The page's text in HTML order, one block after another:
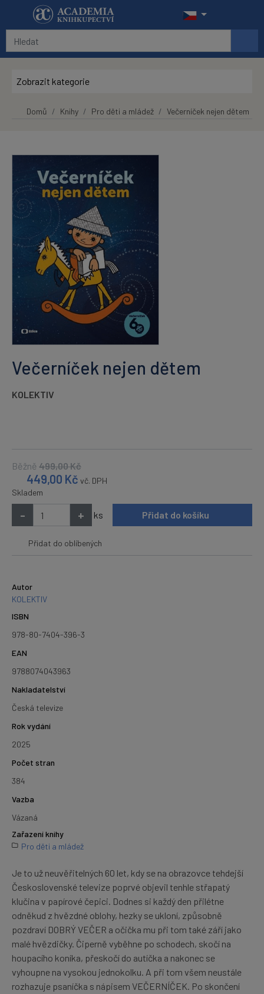
Přeskočit na hlavní obsah
Zobrazit kategorie
Domů Knihy Pro děti a mládež Večerníček nejen dětem
Večerníček nejen dětem
KOLEKTIV
Běžně 499,00Kč
449,00 Kč vč. DPH
Skladem
- + ks Přidat do košíku
Přidat do oblíbených
Autor
KOLEKTIV
ISBN
978-80-7404-396-3
EAN
9788074043963
Nakladatelství
Česká televize
Rok vydání
2025
Počet stran
384
Vazba
Vázaná
Zařazení knihy
Pro děti a mládež
Je to už neuvěřitelných 60 let, kdy se na obrazovce tehdejší
Československé televize poprvé objevil tenhle střapatý
klučina v papírové čepici. Dodnes si každý den přilétne
odněkud z hvězdné oblohy, hezky se ukloní, způsobně
pozdraví DOBRÝ VEČER a očička mu při tom také září jako
malé hvězdičky. Čiperně vyběhne po schodech, skočí na
houpacího koníka, přeskočí do autíčka a nakonec se
vyhoupne na vysokou jednokolku. A při tom všem neustále
rozhazuje psaníčka s nápisem VEČERNÍČEK. Po skončení